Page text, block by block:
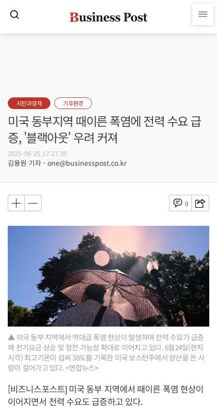
시민과경제 기후환경
미국 동부지역 때이른 폭염에 전력 수요 급
증, '블랙아웃' 우려 커져
2025-06-25 17:27:39
김용원 기자 - one@businesspost.co.kr
0
▲ 미국 동부 지역에서 역대급 폭염 현상이 발생하며 전력 수요가 급증
해 전기요금 상승 및 정전 가능성 확대로 이어지고 있다. 6월24일(현지
시각) 최고기온이 섭씨 38도를 기록한 미국 보스턴주에서 양산을 쓴 사
람이 걸어가고 있다. <연합뉴스>
[비즈니스포스트] 미국 동부 지역에서 때이른 폭염 현상이
이어지면서 전력 수요도 급증하고 있다.